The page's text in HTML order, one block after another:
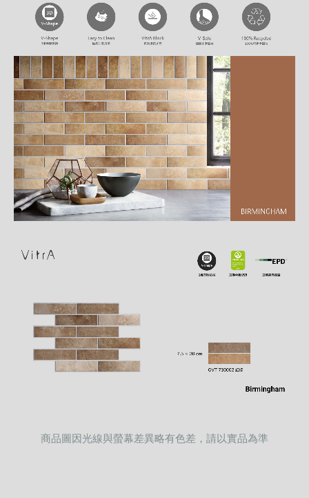
商品圖因光線與螢幕差異略有色差，請以實品為準